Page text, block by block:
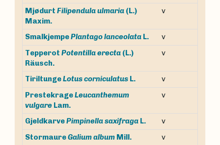
Mjødurt Filipendula ulmaria (L.)
Maxim.
v
SmalkjempePlantago lanceolata L.
v
Tepperot Potentilla erecta (L.)
Räusch.
v
TiriltungeLotus corniculatus L.
v
PrestekrageLeucanthemum
vulgare Lam.
v
GjeldkarvePimpinella saxifraga L.
v
StormaureGalium album Mill.
v